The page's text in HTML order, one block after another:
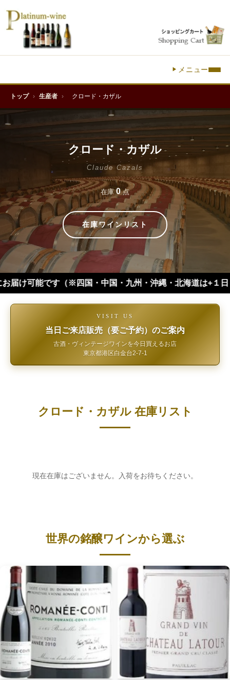
メニュー
トップ › 生産者 › クロード・カザル
クロード・カザル
Claude Cazals
在庫0点
在庫ワインリスト
※四国・中国・九州・沖縄・北海道は+１日 離島などは
VISIT US
当日ご来店販売（要ご予約）のご案内
古酒・ヴィンテージワインを今日買えるお店
東京都港区白金台2-7-1
クロード・カザル 在庫リスト
現在在庫はございません。入荷をお待ちください。
世界の銘醸ワインから選ぶ